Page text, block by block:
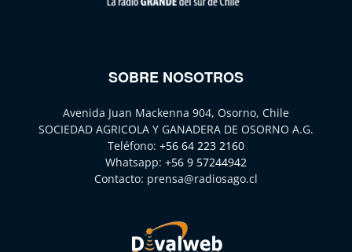
SOBRE NOSOTROS
Avenida Juan Mackenna 904, Osorno, Chile
SOCIEDAD AGRICOLA Y GANADERA DE OSORNO A.G.
Teléfono: +56 64 223 2160
Whatsapp: +56 9 57244942
Contacto: prensa@radiosago.cl